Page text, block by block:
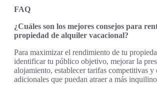
FAQ
¿Cuáles son los mejores consejos para
propiedad de alquiler vacacional?
Para maximizar el rendimiento de tu
identificar tu público objetivo, mejorar la
alojamiento, establecer tarifas competitivas y
adicionales que puedan atraer a más